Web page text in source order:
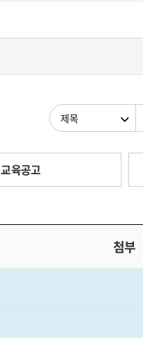
검색조건
교육공고
첨부